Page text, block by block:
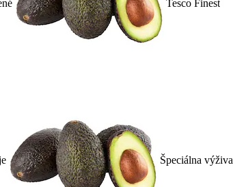
Tesco Finest
Špeciálna výživa